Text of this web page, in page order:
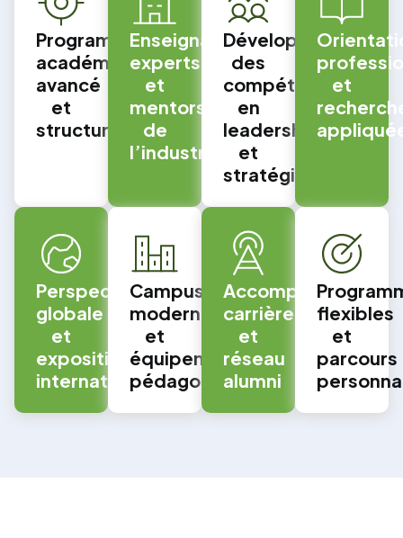
Programme
académique
avancé
et
structuré
Enseignants
experts
et
mentors
de
l’industrie
Développement
des
compétences
en
leadership
et
stratégie
et
Perspective
globale
et
exposition
internationale
Campus
moderne
et
équipements
pédagogiques
Accompagnement
carrière
et
réseau
alumni
flexibles
et
parcours